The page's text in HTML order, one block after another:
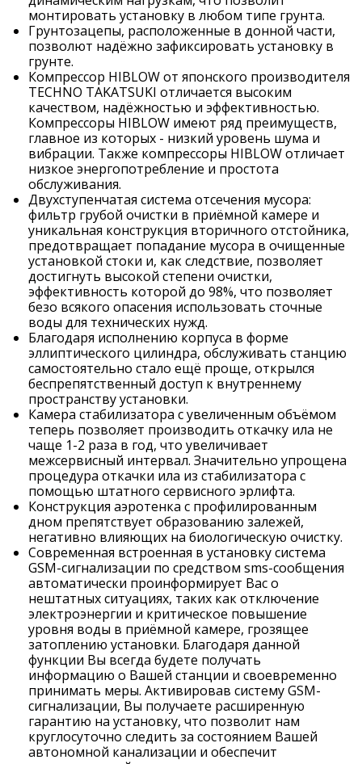
монтировать установку в любом типе грунта.
Грунтозацепы, расположенные в донной части,
позволют надёжно зафиксировать установку в
грунте.
Компрессор HIBLOW от японского производителя
TECHNO TAKATSUKI отличается высоким
качеством, надёжностью и эффективностью.
Компрессоры HIBLOW имеют ряд преимуществ,
главное из которых - низкий уровень шума и
вибрации. Также компрессоры HIBLOW отличает
низкое энергопотребление и простота
обслуживания.
Двухступенчатая система отсечения мусора:
фильтр грубой очистки в приёмной камере и
уникальная конструкция вторичного отстойника,
предотвращает попадание мусора в очищенные
установкой стоки и, как следствие, позволяет
достигнуть высокой степени очистки,
эффективность которой до 98%, что позволяет
безо всякого опасения использовать сточные
воды для технических нужд.
Благодаря исполнению корпуса в форме
эллиптического цилиндра, обслуживать станцию
самостоятельно стало ещё проще, открылся
беспрепятственный доступ к внутреннему
пространству установки.
Камера стабилизатора с увеличенным объёмом
теперь позволяет производить откачку ила не
чаще 1-2 раза в год, что увеличивает
межсервисный интервал. Значительно упрощена
процедура откачки ила из стабилизатора с
помощью штатного сервисного эрлифта.
Конструкция аэротенка с профилированным
дном препятствует образованию залежей,
негативно влияющих на биологическую очистку.
Современная встроенная в установку система
GSM-сигнализации по средством sms-сообщения
автоматически проинформирует Вас о
нештатных ситуациях, таких как отключение
электроэнергии и критическое повышение
уровня воды в приёмной камере, грозящее
затоплению установки. Благодаря данной
функции Вы всегда будете получать
информацию о Вашей станции и своевременно
принимать меры. Активировав систему GSM-
сигнализации, Вы получаете расширенную
гарантию на установку, что позволит нам
круглосуточно следить за состоянием Вашей
автономной канализации и обеспечит